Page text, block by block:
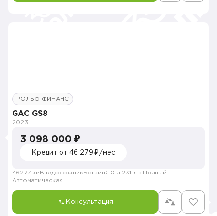
РОЛЬФ ФИНАНС
GAC GS8
2023
3 098 000 ₽
Кредит от 46 279 ₽/мес
46277 км Внедорожник Бензин2.0 л. 231 л.с. Полный
Автоматическая
Консультация